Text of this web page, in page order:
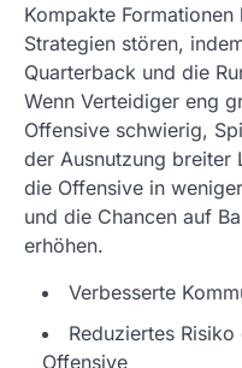
Kompakte
Strategien stören,
Quarterback und die
Wenn Verteidiger eng
Offensive schwierig,
der Ausnutzung breiter
die Offensive in
und die Chancen auf
erhöhen.
Verbesserte
Reduziertes
Offensive